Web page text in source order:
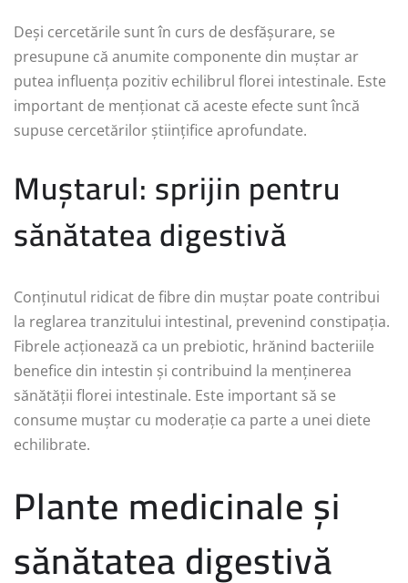
Deși cercetările sunt în curs de desfășurare, se
presupune că anumite componente din muștar ar
putea influența pozitiv echilibrul florei intestinale. Este
important de menționat că aceste efecte sunt încă
supuse cercetărilor științifice aprofundate.
Muștarul: sprijin pentru
sănătatea digestivă
Conținutul ridicat de fibre din muștar poate contribui
la reglarea tranzitului intestinal, prevenind constipația.
Fibrele acționează ca un prebiotic, hrănind bacteriile
benefice din intestin și contribuind la menținerea
sănătății florei intestinale. Este important să se
consume muștar cu moderație ca parte a unei diete
echilibrate.
Plante medicinale și
sănătatea digestivă